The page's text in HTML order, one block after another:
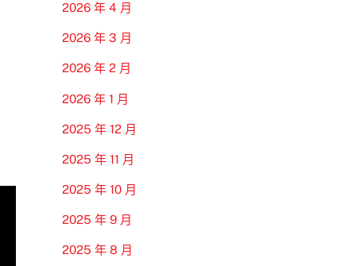
2026 年 4 月
2026 年 3 月
2026 年 2 月
2026 年 1 月
2025 年 12 月
2025 年 11 月
2025 年 10 月
2025 年 9 月
2025 年 8 月